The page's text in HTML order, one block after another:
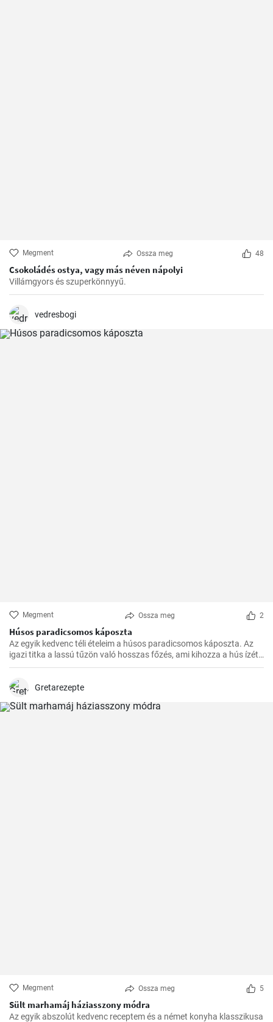
Megment Ossza meg 48
Csokoládés ostya, vagy más néven nápolyi
Villámgyors és szuperkönnyyű.
vedresbogi
Megment Ossza meg 2
Húsos paradicsomos káposzta
Az egyik kedvenc téli ételeim a húsos paradicsomos káposzta. Az
igazi titka a lassú tűzön való hosszas főzés, ami kihozza a hús ízét,
és egységgé kovácsolja a zöldségek és a paradicsom ízét.
finomabb lesz, ezért a hétvégi ebédekre szoktam időzíteni.
Gretarezepte
Megment Ossza meg 5
Sült marhamáj háziasszony módra
Az egyik abszolút kedvenc receptem és a német konyha klasszikusa